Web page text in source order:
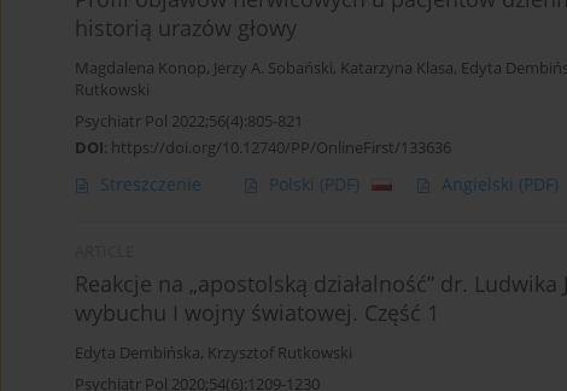
historią urazów głowy
Magdalena Konop, Jerzy A. Sobański, Katarzyna Klasa, Edyta
Rutkowski
Psychiatr Pol 2022;56(4):805-821
DOI: https://doi.org/10.12740/PP/OnlineFirst/133636
Streszczenie Polski (PDF) Angielski (PDF)
Reakcje na „apostolską działalność” dr.
wybuchu I wojny światowej. Część 1
Edyta Dembińska, Krzysztof Rutkowski
Psychiatr Pol 2020;54(6):1209-1230